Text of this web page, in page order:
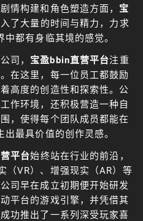
情构建和角色塑造方面， 宝
了大量的时间与精力，力求
都有身临其境的感觉。
司， 宝盈bbin直营平台注重
在这里，每一位员工都鼓励
高度的创造性和探索性。公
作环境，还积极营造一种自
，使得每个团队成员都能在
最具价值的创作灵感。
平台始终站在行业的前沿，
（VR）、增强现实（AR）等
司早在成立初期便开始研发
平台的游戏引擎，并凭借其
功推出了一系列深受玩家喜